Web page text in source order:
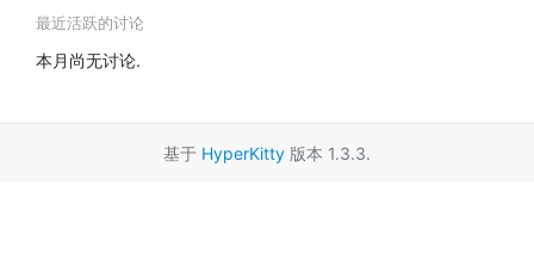
最近活跃的讨论
本月尚无讨论.
基于 HyperKitty 版本 1.3.3.